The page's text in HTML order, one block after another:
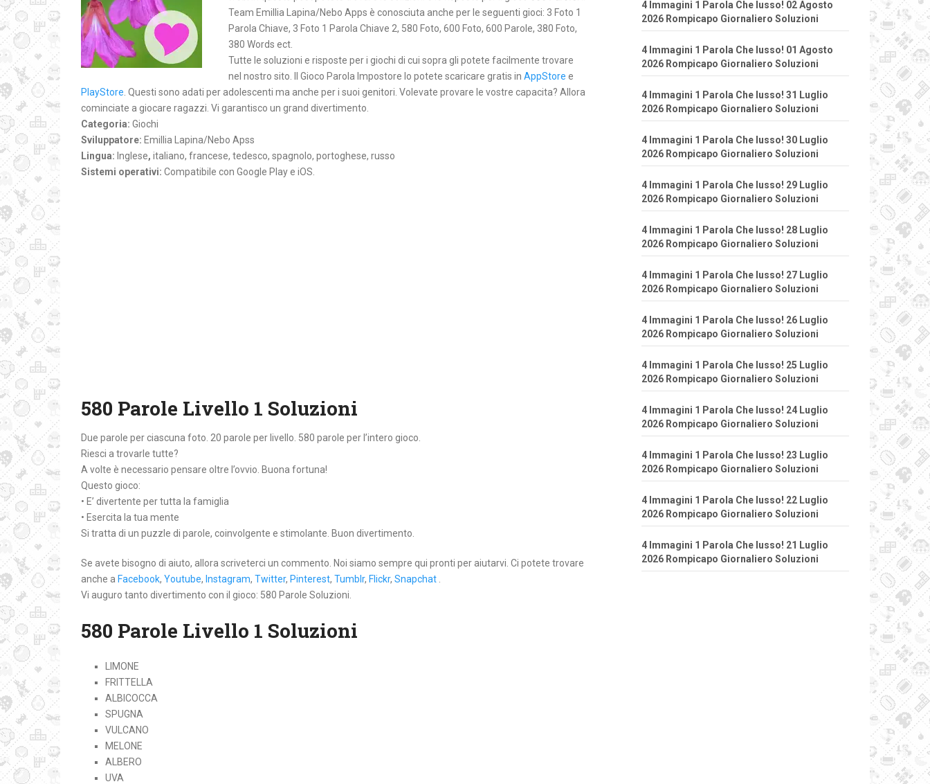
Team Emillia Lapina/Nebo Apps è conosciuta anche per le seguenti gioci: 3 Foto 1
Parola Chiave, 3 Foto 1 Parola Chiave 2, 580 Foto, 600 Foto, 600 Parole, 380 Foto,
380 Words ect.
Tutte le soluzioni e risposte per i giochi di cui sopra gli potete facilmente trovare
nel nostro sito. Il Gioco Parola Impostore lo potete scaricare gratis in AppStore e
PlayStore . Questi sono adati per adolescenti ma anche per i suoi genitori. Volevate provare le vostre capacita? Allora
cominciate a giocare ragazzi. Vi garantisco un grand divertimento.
Categoria: Giochi
Sviluppatore: Emillia Lapina/Nebo Apss
Lingua: Inglese, italiano, francese, tedesco, spagnolo, portoghese, russo
Sistemi operativi: Compatibile con Google Play e iOS.
580 Parole Livello 1 Soluzioni
Due parole per ciascuna foto. 20 parole per livello. 580 parole per l’intero gioco.
Riesci a trovarle tutte?
A volte è necessario pensare oltre l’ovvio. Buona fortuna!
Questo gioco:
• E’ divertente per tutta la famiglia
• Esercita la tua mente
Si tratta di un puzzle di parole, coinvolgente e stimolante. Buon divertimento.
Se avete bisogno di aiuto, allora scriveterci un commento. Noi siamo sempre qui pronti per aiutarvi. Ci potete trovare
anche a Facebook, Youtube, Instagram, Twitter, Pinterest, Tumblr, Flickr, Snapchat
Vi auguro tanto divertimento con il gioco: 580 Parole Soluzioni.
580 Parole Livello 1 Soluzioni
LIMONE
FRITTELLA
ALBICOCCA
SPUGNA
VULCANO
MELONE
ALBERO
UVA
4 Immagini 1 Parola Che lusso! 02 Agosto
2026 Rompicapo Giornaliero Soluzioni
4 Immagini 1 Parola Che lusso! 01 Agosto
2026 Rompicapo Giornaliero Soluzioni
4 Immagini 1 Parola Che lusso! 31 Luglio
2026 Rompicapo Giornaliero Soluzioni
4 Immagini 1 Parola Che lusso! 30 Luglio
2026 Rompicapo Giornaliero Soluzioni
4 Immagini 1 Parola Che lusso! 29 Luglio
2026 Rompicapo Giornaliero Soluzioni
4 Immagini 1 Parola Che lusso! 28 Luglio
2026 Rompicapo Giornaliero Soluzioni
4 Immagini 1 Parola Che lusso! 27 Luglio
2026 Rompicapo Giornaliero Soluzioni
4 Immagini 1 Parola Che lusso! 26 Luglio
2026 Rompicapo Giornaliero Soluzioni
4 Immagini 1 Parola Che lusso! 25 Luglio
2026 Rompicapo Giornaliero Soluzioni
4 Immagini 1 Parola Che lusso! 24 Luglio
2026 Rompicapo Giornaliero Soluzioni
4 Immagini 1 Parola Che lusso! 23 Luglio
2026 Rompicapo Giornaliero Soluzioni
4 Immagini 1 Parola Che lusso! 22 Luglio
2026 Rompicapo Giornaliero Soluzioni
4 Immagini 1 Parola Che lusso! 21 Luglio
2026 Rompicapo Giornaliero Soluzioni